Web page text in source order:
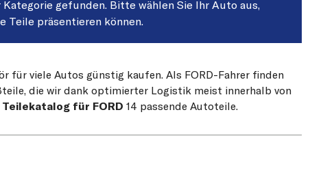
Kategorie gefunden. Bitte wählen Sie Ihr Auto aus,
Teile präsentieren können.
für viele Autos günstig kaufen. Als FORD-Fahrer finden
die wir dank optimierter Logistik meist innerhalb von
Teilekatalog für FORD 14 passende Autoteile.